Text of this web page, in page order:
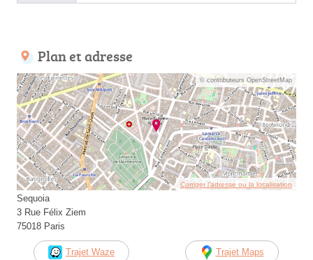
Plan et adresse
© contributeurs OpenStreetMap
Corriger l’adresse ou la localisation
Sequoia
3 Rue Félix Ziem
75018 Paris
Trajet Waze Trajet Maps